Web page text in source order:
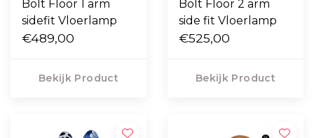
Bolt Floor 1 arm
sidefit Vloerlamp
€489,00
Bekijk Product
Bolt Floor 2 arm
side fit Vloerlamp
€525,00
Bekijk Product